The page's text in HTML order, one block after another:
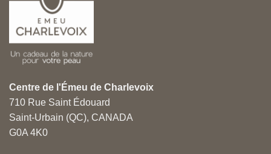
Centre de l'Émeu de Charlevoix
710 Rue Saint Édouard
Saint-Urbain (QC), CANADA
G0A 4K0